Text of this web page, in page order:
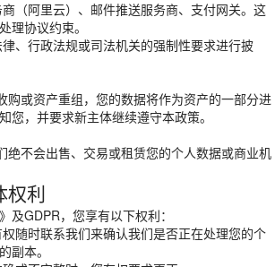
（阿里云）、邮件推送服务商、支付网关。这
理协议约束。
、行政法规或司法机关的强制性要求进行披
购或资产重组，您的数据将作为资产的一部分进
您，并要求新主体继续遵守本政策。
绝不会出售、交易或租赁您的个人数据或商业机
权利
及GDPR，您享有以下权利：
随时联系我们来确认我们是否正在处理您的个
副本。